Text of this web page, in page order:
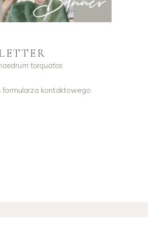
torquatos
formularza kontaktowego.